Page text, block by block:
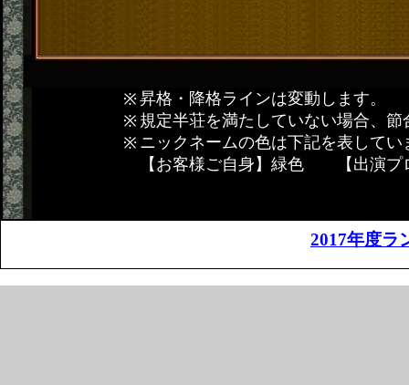
昇格・降格ラインは変動します。
規定半荘を満たしていない場合、
ニックネームの色は下記を表してい
【お客様ご自身】緑色 【出演
2017年度ラ